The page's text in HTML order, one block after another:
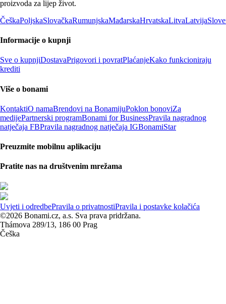
proizvoda za lijep život.
ČeškaPoljskaSlovačkaRumunjskaMađarskaHrvatskaLitvaLatvija
Informacije o kupnji
Sve o kupnjiDostavaPrigovori i povratPlaćanjeKako funkcioniraju
krediti
Više o bonami
KontaktiO namaBrendovi na BonamijuPoklon bonoviZa
medijePartnerski programBonami for BusinessPravila nagradnog
natječaja FBPravila nagradnog natječaja IGBonamiStar
Preuzmite mobilnu aplikaciju
Pratite nas na društvenim mrežama
Uvjeti i odredbePravila o privatnostiPravila i postavke kolačića
©2026 Bonami.cz, a.s. Sva prava pridržana.
Thámova 289/13, 186 00 Prag
Češka